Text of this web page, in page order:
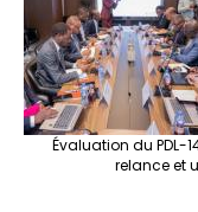
Évaluation du PDL-
relance et